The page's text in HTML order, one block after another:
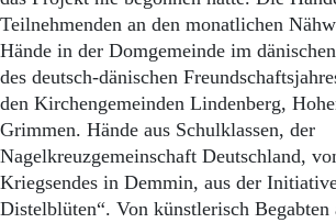
Teilnehmenden an den monatlichen
Hände in der Domgemeinde im
des deutsch-dänischen
den Kirchengemeinden Lindenberg,
Grimmen. Hände aus Schulklassen, der
Nagelkreuzgemeinschaft Deutschland,
Kriegsendes in Demmin, aus der
Distelblüten“. Von künstlerisch Begabten